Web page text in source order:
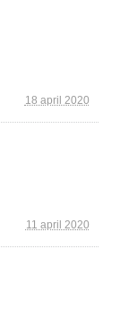
18 april 2020
11 april 2020